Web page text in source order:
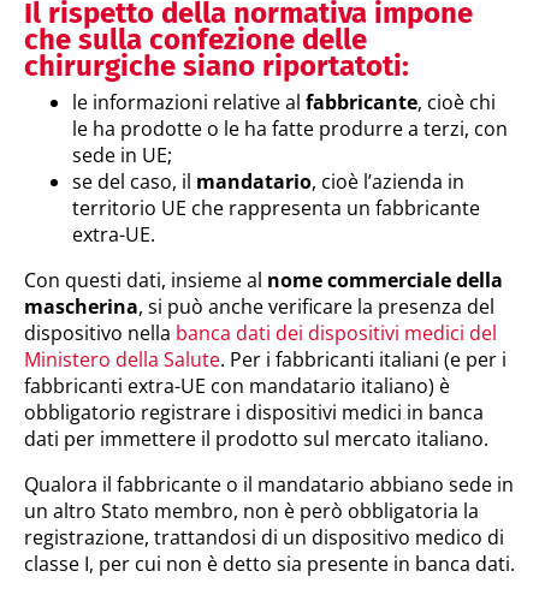
Il rispetto della normativa impone
che sulla confezione delle
chirurgiche siano riportatoti:
le informazioni relative al fabbricante, cioè chi
le ha prodotte o le ha fatte produrre a terzi, con
sede in UE;
se del caso, il mandatario, cioè l’azienda in
territorio UE che rappresenta un fabbricante
extra-UE.
Con questi dati, insieme al nome commerciale della
mascherina, si può anche verificare la presenza del
dispositivo nella banca dati dei dispositivi medici del
Ministero della Salute. Per i fabbricanti italiani (e per i
fabbricanti extra-UE con mandatario italiano) è
obbligatorio registrare i dispositivi medici in banca
dati per immettere il prodotto sul mercato italiano.
Qualora il fabbricante o il mandatario abbiano sede in
un altro Stato membro, non è però obbligatoria la
registrazione, trattandosi di un dispositivo medico di
classe I, per cui non è detto sia presente in banca dati.